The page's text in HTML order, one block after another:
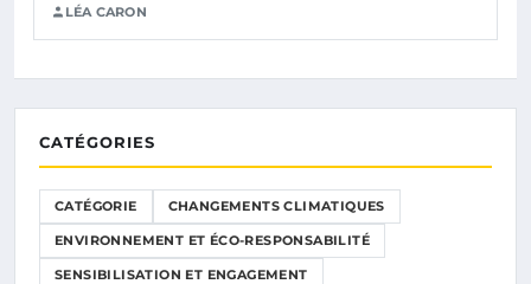
LÉA CARON
CATÉGORIES
CATÉGORIE CHANGEMENTS CLIMATIQUES
ENVIRONNEMENT ET ÉCO-RESPONSABILITÉ
SENSIBILISATION ET ENGAGEMENT